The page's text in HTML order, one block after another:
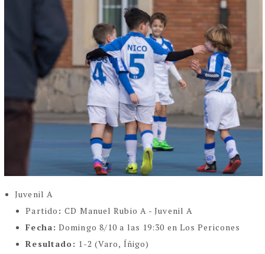
Juvenil A
Partido :CD Manuel Rubio A - Juvenil A
Fecha: Domingo 8/10 a las 19:30 en Los Pericones
Resultado: 1-2 (Varo, Íñigo)